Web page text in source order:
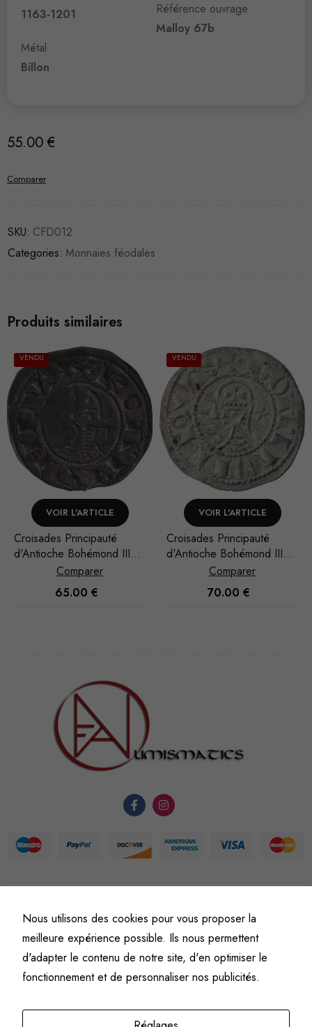
1163-1201
Métal
Billon
Référence ouvrage
Malloy 67b
55.00 €
Comparer
SKU: CFD012
Categories: Monnaies féodales
Produits similaires
III
VENDU
VOIR L'ARTICLE
Croisades Principauté
d'Antioche Bohémond III
Denier
VENDU
VOIR
Croisades
d'Antioche
Denier
© Fine art numismatics
Politique de confidentialitéConditions générales de vente et d’utilisation
Mentions légales
Nous utilisons des cookies pour vous proposer la
meilleure expérience possible. Ils nous permettent
d'adapter le contenu de notre site, d'en optimiser le
fonctionnement et de personnaliser nos publicités.
du site Web.
nous
structure du
site Web, en
fonction de
l'usage qu'il